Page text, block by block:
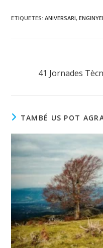
ETIQUETES:ANIVERSARI,
41 Jornades
TAMBÉ US POT